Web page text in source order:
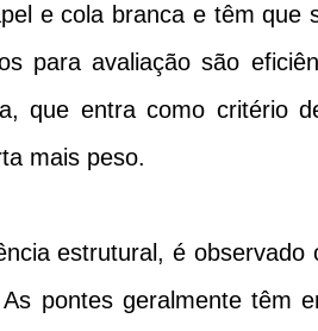
e cola branca e têm que
para avaliação são
que entra como critério
mais peso.
estrutural, é
pontes geralmente têm